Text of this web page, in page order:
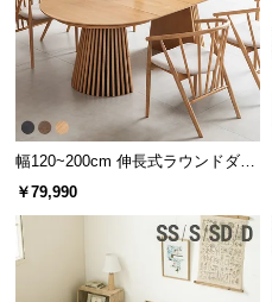
つ
い
て
保
証
に
幅120~200cm 伸長式ラウンドダイ
ニングテーブル 6人掛け 天然木突
￥79,990